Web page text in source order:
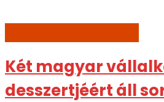
Két magyar
desszertjéért áll